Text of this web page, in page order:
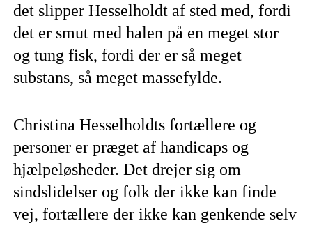
det slipper Hesselholdt af sted med, fordi
det er smut med halen på en meget stor
og tung fisk, fordi der er så meget
substans, så meget massefylde.
Christina Hesselholdts fortællere og
personer er præget af handicaps og
hjælpeløsheder. Det drejer sig om
sindslidelser og folk der ikke kan finde
vej, fortællere der ikke kan genkende selv